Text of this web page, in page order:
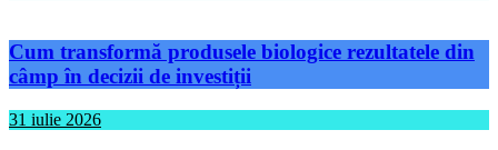
Cum transformă produsele biologice rezultatele din
câmp în decizii de investiții
31 iulie 2026